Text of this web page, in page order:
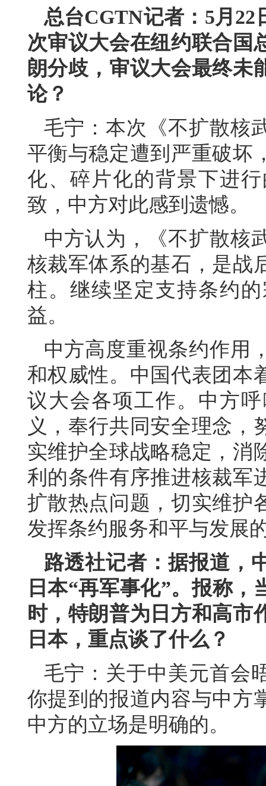
总台CGTN记者：5月
次审议大会在纽约联合国
朗分歧，审议大会最终未
论？
毛宁：本次《不扩散核
平衡与稳定遭到严重破坏
化、碎片化的背景下进
致，中方对此感到遗憾。
中方认为，《不扩散核
核裁军体系的基石，是战
柱。继续坚定支持条约
益。
中方高度重视条约作用
和权威性。中国代表团本
议大会各项工作。中方
义，奉行共同安全理念，
实维护全球战略稳定，消
利的条件有序推进核裁军
扩散热点问题，切实维护
发挥条约服务和平与发展
路透社记者：据报道，
日本“再军事化”。报称
时，特朗普为日方和高市
日本，重点谈了什么？
毛宁：关于中美元首会
你提到的报道内容与中方
中方的立场是明确的。